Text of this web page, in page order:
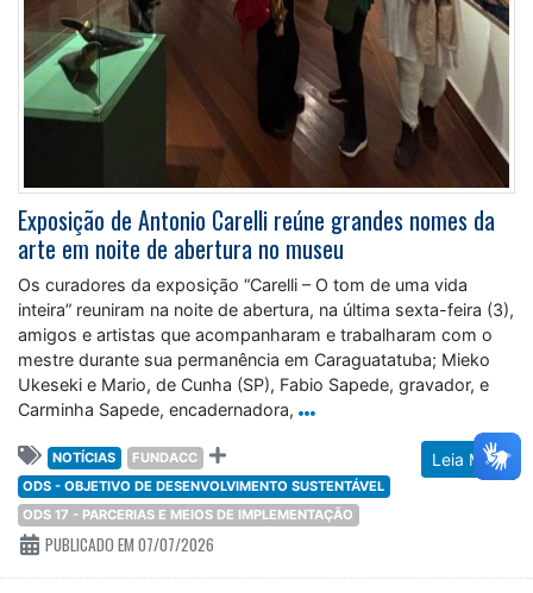
Exposição de Antonio Carelli reúne grandes nomes da
arte em noite de abertura no museu
Os curadores da exposição “Carelli – O tom de uma vida
inteira” reuniram na noite de abertura, na última sexta-feira (3),
amigos e artistas que acompanharam e trabalharam com o
mestre durante sua permanência em Caraguatatuba; Mieko
Ukeseki e Mario, de Cunha (SP), Fabio Sapede, gravador, e
Carminha Sapede, encadernadora,
Leia Mais
NOTÍCIAS
FUNDACC
ODS - OBJETIVO DE DESENVOLVIMENTO SUSTENTÁVEL
ODS 17 - PARCERIAS E MEIOS DE IMPLEMENTAÇÃO
PUBLICADO EM 07/07/2026